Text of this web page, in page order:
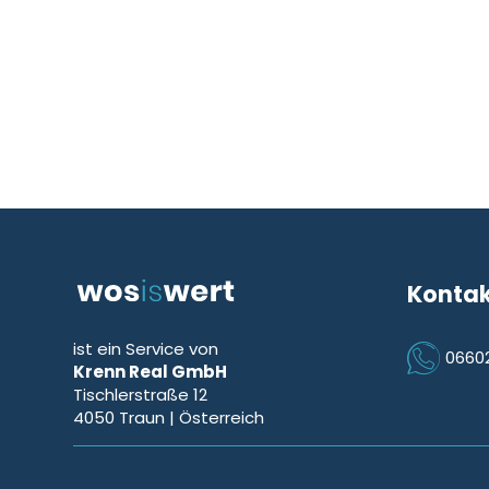
ist ein Service von
Krenn Real GmbH
Tischlerstraße 12
4050 Traun | Österreich
Icon Phone